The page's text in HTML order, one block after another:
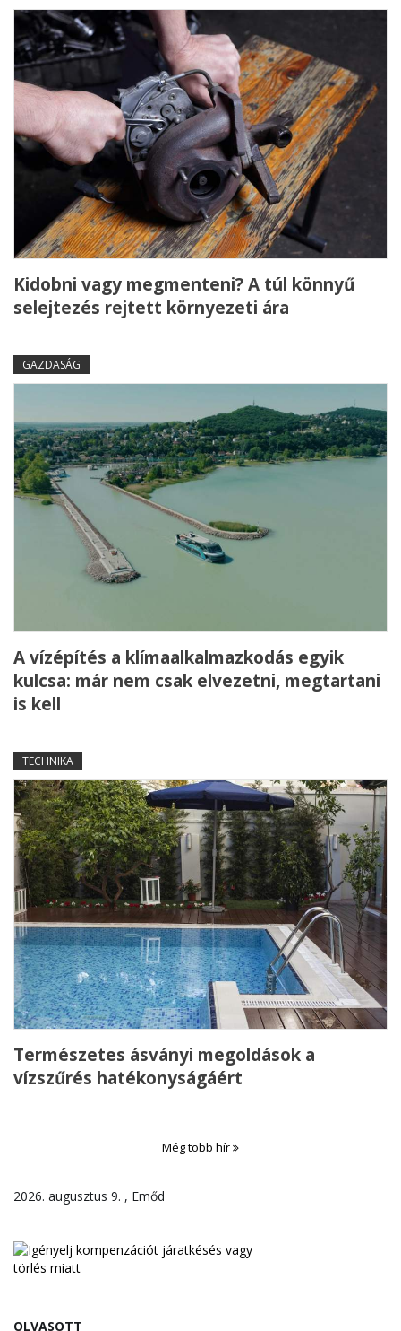
Kidobni vagy megmenteni? A túl könnyű
selejtezés rejtett környezeti ára
GAZDASÁG
A vízépítés a klímaalkalmazkodás egyik
kulcsa: már nem csak elvezetni, megtartani
is kell
TECHNIKA
Természetes ásványi megoldások a
vízszűrés hatékonyságáért
Még több hír
2026. augusztus 9. , Emőd
OLVASOTT